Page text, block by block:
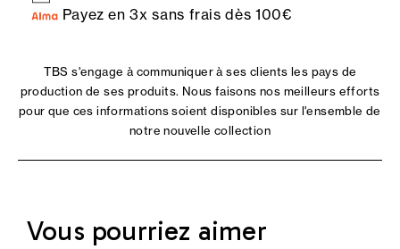
Payez en 3x sans frais dès 100€
TBS s'engage à communiquer à ses clients les pays de
production de ses produits. Nous faisons nos meilleurs efforts
pour que ces informations soient disponibles sur l'ensemble de
notre nouvelle collection
Vous pourriez aimer